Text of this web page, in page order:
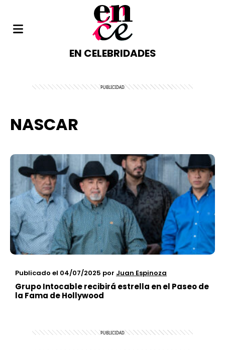
EN CELEBRIDADES
NASCAR
Publicado el 04/07/2025 por Juan Espinoza
Grupo Intocable recibirá estrella en el Paseo de
la Fama de Hollywood